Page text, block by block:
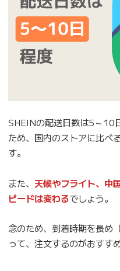
SHEINの配送日数は5～10
ため、国内のストアに比べ
す。
また、 天候やフライト、中
ピードは変わるでしょう。
念のため、到着時期を長め
って、注文するのがおすすめ